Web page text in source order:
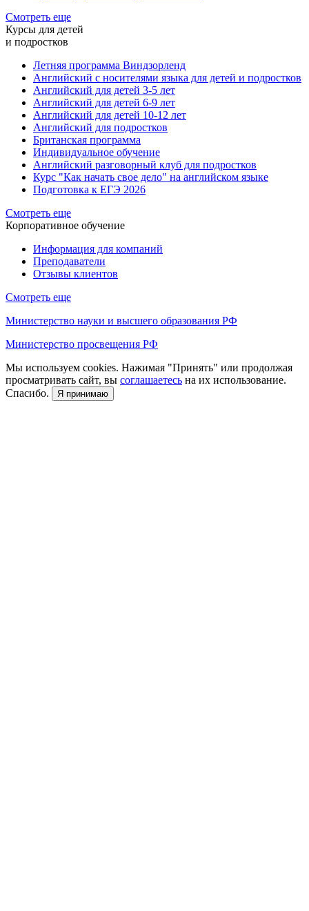
Смотреть еще
Курсы для детей
и подростков
Летняя программа Виндзорленд
Английский с носителями языка для детей и подростков
Английский для детей 3-5 лет
Английский для детей 6-9 лет
Английский для детей 10-12 лет
Английский для подростков
Британская программа
Индивидуальное обучение
Английский разговорный клуб для подростков
Курс "Как начать свое дело" на английском языке
Подготовка к ЕГЭ 2026
Смотреть еще
Корпоративное обучение
Информация для компаний
Преподаватели
Отзывы клиентов
Смотреть еще
Министерство науки и высшего образования РФ
Министерство просвещения РФ
Мы используем cookies. Нажимая "Принять" или продолжая
просматривать сайт, вы соглашаетесь на их использование.
Спасибо.
Я принимаю